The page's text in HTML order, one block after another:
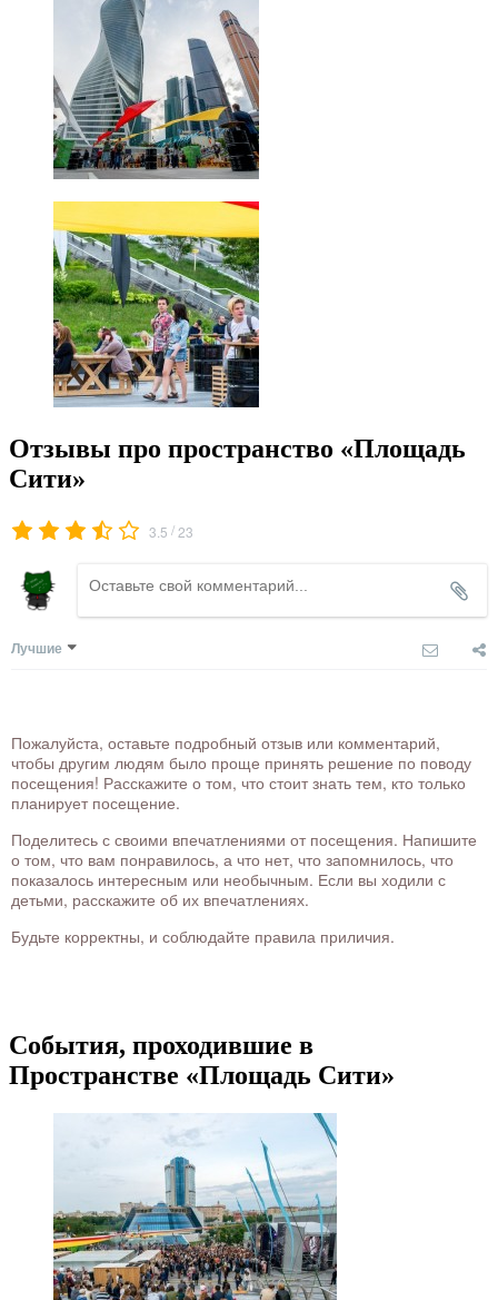
Отзывы про пространство «Площадь
Сити»
3.5 /23
Лучшие
Пожалуйста, оставьте подробный отзыв или комментарий,
чтобы другим людям было проще принять решение по поводу
посещения! Расскажите о том, что стоит знать тем, кто только
планирует посещение.
Поделитесь с своими впечатлениями от посещения. Напишите
о том, что вам понравилось, а что нет, что запомнилось, что
показалось интересным или необычным. Если вы ходили с
детьми, расскажите об их впечатлениях.
Будьте корректны, и соблюдайте правила приличия.
События, проходившие в
Пространстве «Площадь Сити»